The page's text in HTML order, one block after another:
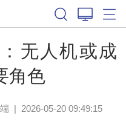
无人机或成
角色
| 2026-05-20 09:49:15